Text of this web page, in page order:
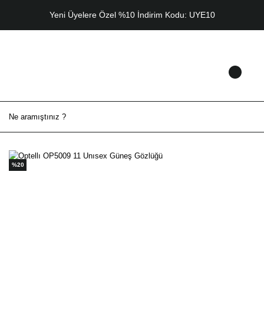
Yeni Üyelere Özel %10 İndirim Kodu: UYE10
%20